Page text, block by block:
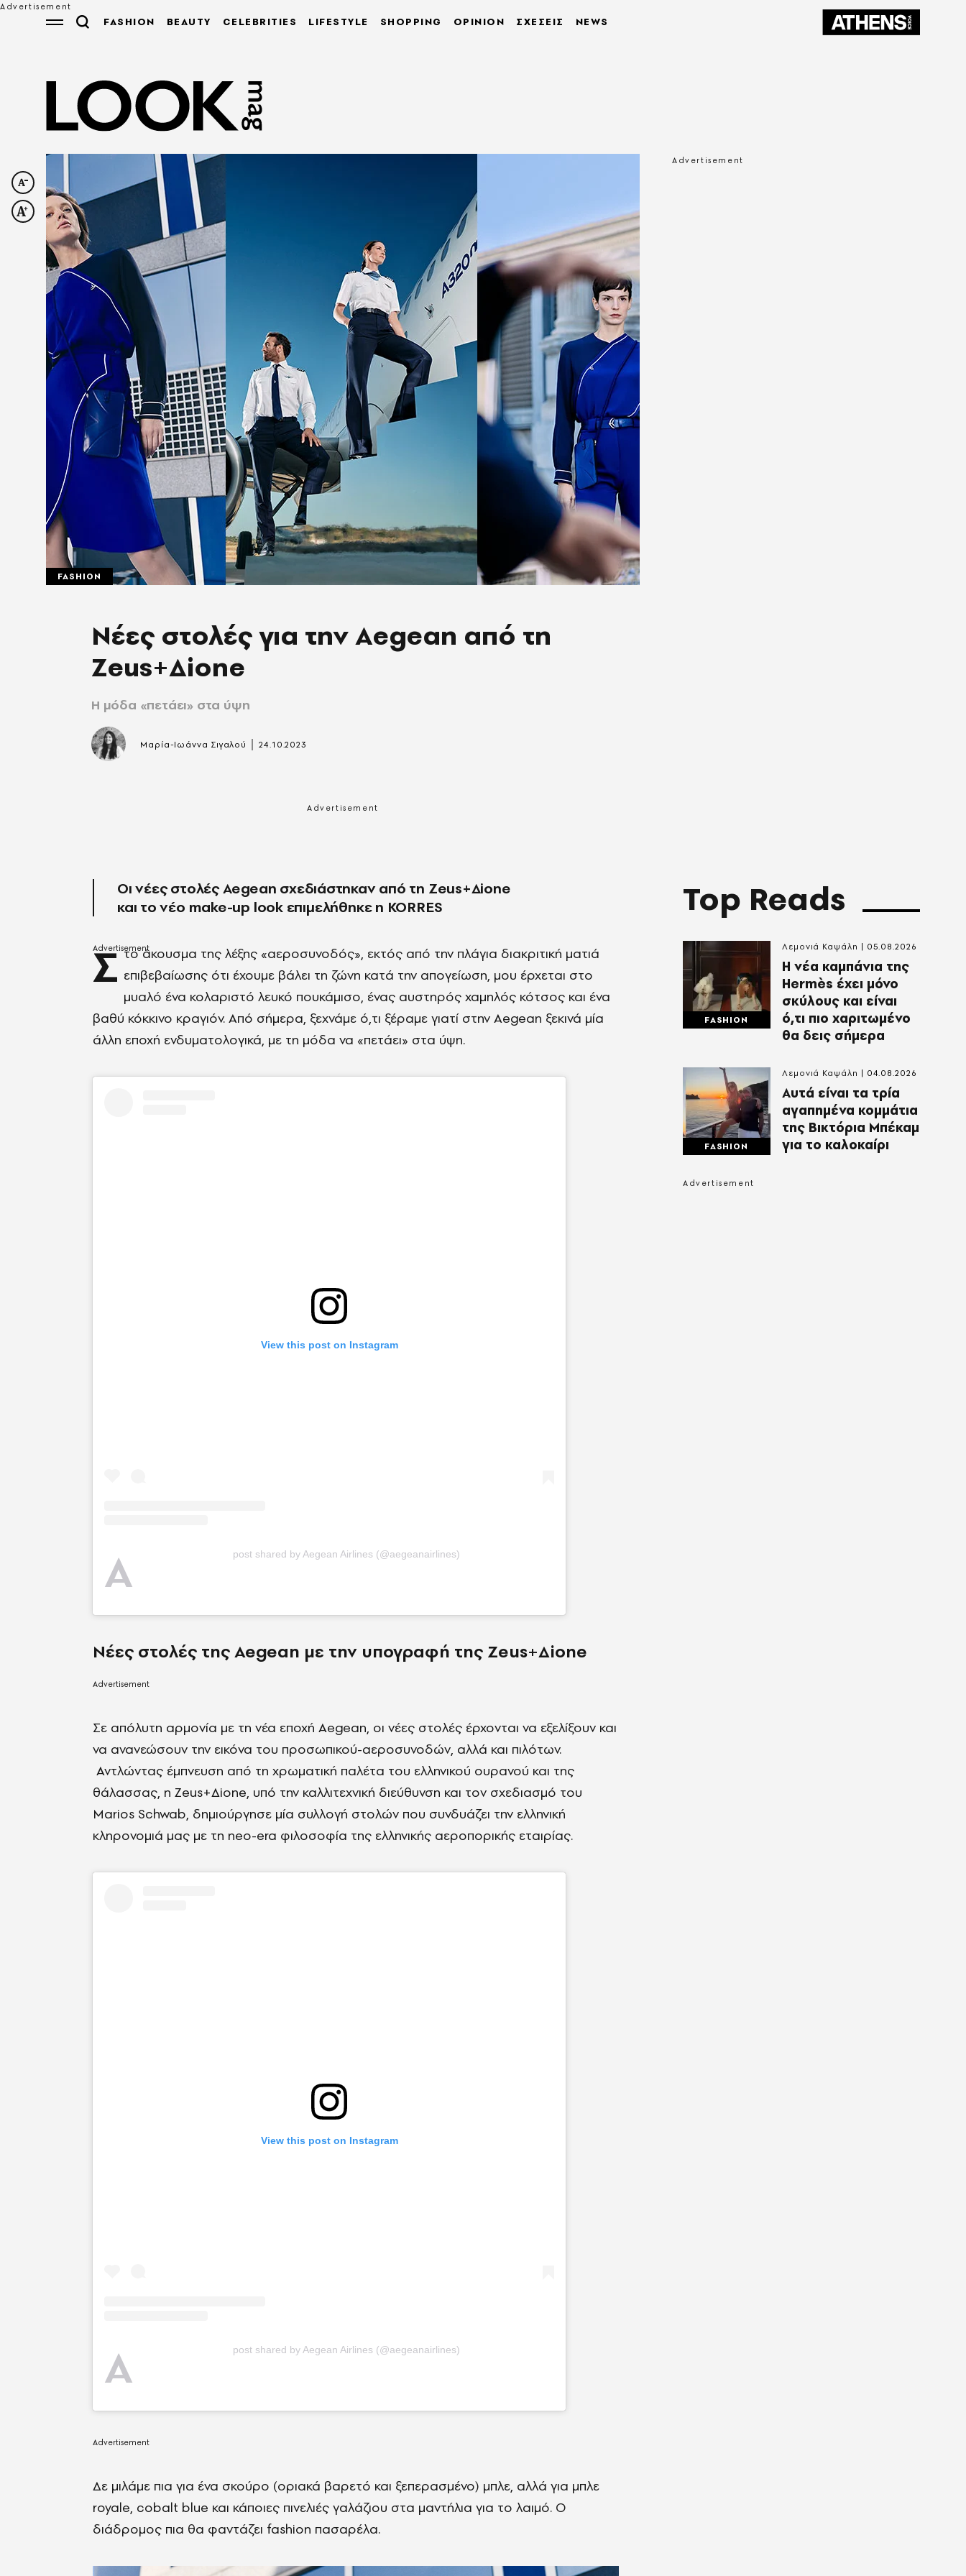
FASHION BEAUTY CELEBRITIES LIFESTYLE SHOPPING OPINION ΣΧΕΣΕΙΣ NEWS
FASHION
Νέες στολές για την Aegean από τη
Zeus+Δione
Η μόδα «πετάει» στα ύψη
Μαρία-Ιωάννα Σιγαλού |24.10.2023
Οι νέες στολές Aegean σχεδιάστηκαν από τη Zeus+Δione
και το νέο make-up look επιμελήθηκε η KORRES
Σ το άκουσμα της λέξης «αεροσυνοδός», εκτός από την πλάγια διακριτική ματιά
επιβεβαίωσης ότι έχουμε βάλει τη ζώνη κατά την απογείωση, μου έρχεται στο
μυαλό ένα κολαριστό λευκό πουκάμισο, ένας αυστηρός χαμηλός κότσος και ένα
βαθύ κόκκινο κραγιόν. Από σήμερα, ξεχνάμε ό,τι ξέραμε γιατί στην Aegean ξεκινά μία
άλλη εποχή ενδυματολογικά, με τη μόδα να «πετάει» στα ύψη.
View this post on Instagram
A post shared by Aegean Airlines (@aegeanairlines)
Νέες στολές τηςAegean με την υπογραφή της Zeus+Δione
Σε απόλυτη αρμονία με τη νέα εποχή Aegean, οι νέες στολές έρχονται να εξελίξουν και
να ανανεώσουν την εικόνα του προσωπικού-αεροσυνοδών, αλλά και πιλότων.
Αντλώντας έμπνευση από τη χρωματική παλέτα του ελληνικού ουρανού και της
θάλασσας, η Zeus+Δione, υπό την καλλιτεχνική διεύθυνση και τον σχεδιασμό του
Marios Schwab, δημιούργησε μία συλλογή στολών που συνδυάζει την ελληνική
κληρονομιά μας με τη neo-era φιλοσοφία της ελληνικής αεροπορικής εταιρίας.
View this post on Instagram
A post shared by Aegean Airlines (@aegeanairlines)
Δε μιλάμε πια για ένα σκούρο (οριακά βαρετό και ξεπερασμένο) μπλε, αλλά για μπλε
royale, cobalt blue και κάποιες πινελιές γαλάζιου στα μαντήλια για το λαιμό. Ο
διάδρομος πια θα φαντάζει fashion πασαρέλα.
Top Reads
FASHION
Η νέα καμπάνια της
Hermès έχει μόνο
σκύλους και είναι
ό,τι πιο χαριτωμένο
θα δεις σήμερα
Λεμονιά Καψάλη 05.08.2026
FASHION
Αυτά είναι τα τρία
αγαπημένα κομμάτια
της Βικτόρια Μπέκαμ
για το καλοκαίρι
Λεμονιά Καψάλη 04.08.2026